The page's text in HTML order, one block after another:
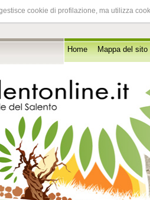
cookie di profilazione, ma utilizza
Home Mappa del sito